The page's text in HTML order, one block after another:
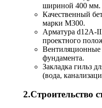
шириной 400 мм.
Качественный
марки M300.
Арматура d12А-
проектного
Вентиляционные
фундамента.
Закладка гильз
(вода,
2.Строительство